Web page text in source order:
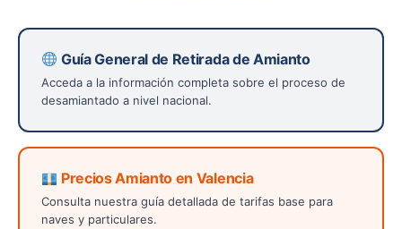
Guía General de Retirada de Amianto
Acceda a la información completa sobre el proceso de
desamiantado a nivel nacional.
Precios Amianto en Valencia
Consulta nuestra guía detallada de tarifas base para
naves y particulares.